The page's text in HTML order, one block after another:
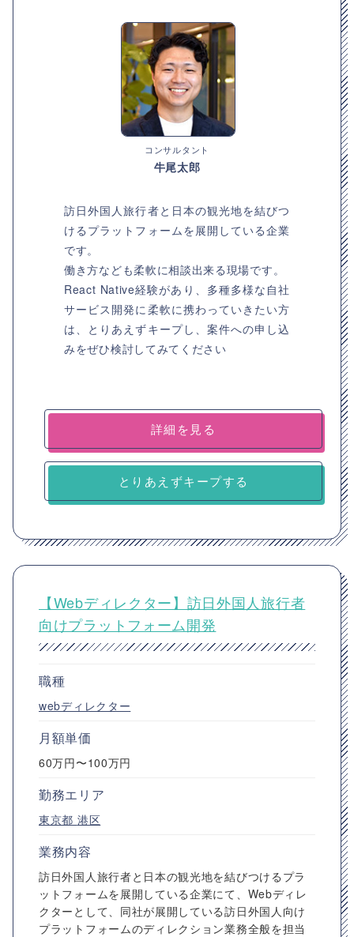
コンサルタント
牛尾太郎
訪日外国人旅行者と日本の観光地を結びつ
けるプラットフォームを展開している企業
です。
働き方なども柔軟に相談出来る現場です。
React Native経験があり、多種多様な自社
サービス開発に柔軟に携わっていきたい方
は、とりあえずキープし、案件への申し込
みをぜひ検討してみてください
詳細を見る
とりあえずキープする
【Webディレクター】訪日外国人旅行者
向けプラットフォーム開発
職種
webディレクター
月額単価
60万円〜100万円
勤務エリア
東京都 港区
業務内容
訪日外国人旅行者と日本の観光地を結びつけるプラ
ットフォームを展開している企業にて、Webディレ
クターとして、同社が展開している訪日外国人向け
プラットフォームのディレクション業務全般を担当